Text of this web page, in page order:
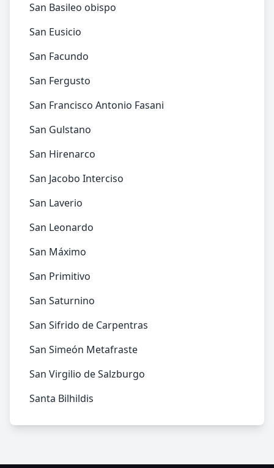
San Basileo obispo
San Eusicio
San Facundo
San Fergusto
San Francisco Antonio Fasani
San Gulstano
San Hirenarco
San Jacobo Interciso
San Laverio
San Leonardo
San Máximo
San Primitivo
San Saturnino
San Sifrido de Carpentras
San Simeón Metafraste
San Virgilio de Salzburgo
Santa Bilhildis